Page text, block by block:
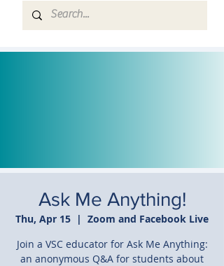
Ask Me Anything!
Thu, Apr 15
  |
Zoom and Facebook Live
Join a VSC educator for Ask Me Anything:
an anonymous Q&A for students about